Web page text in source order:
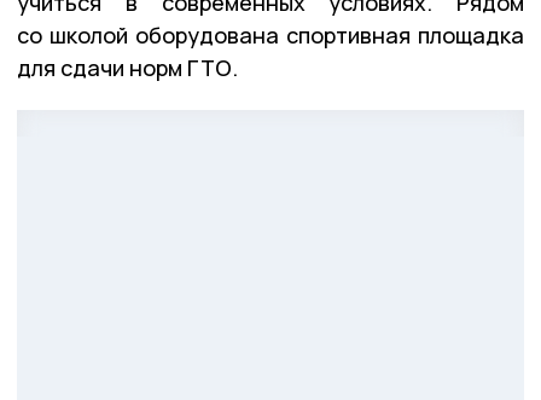
со школой оборудована спортивная площадка
для сдачи норм ГТО.